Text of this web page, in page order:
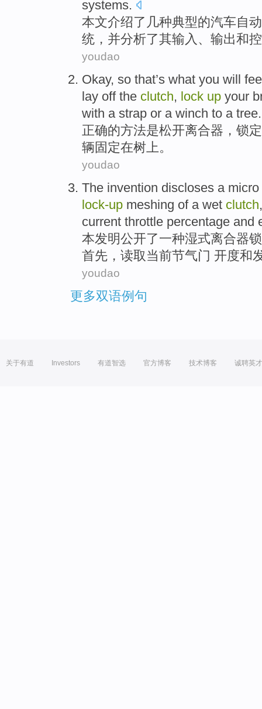
systems.
本文介绍了 几种典型的汽车自动
统 ， 并分析了其输入 、 输出和
youdao
Okay, so that’s what you will
lay off the clutch, lock up your
with a strap or a winch to a tree.
正确的方法是松开离合器 ， 锁定
辆固定在树上。
youdao
The invention discloses a micro
lock-up meshing of a wet clutch
current throttle percentage and
本发明公开了一种湿式离合器锁
首先 ， 读取 当前节气门 开度和
youdao
更多双语例句
关于有道 Investors 有道智选 官方博客 技术博客 诚聘英才